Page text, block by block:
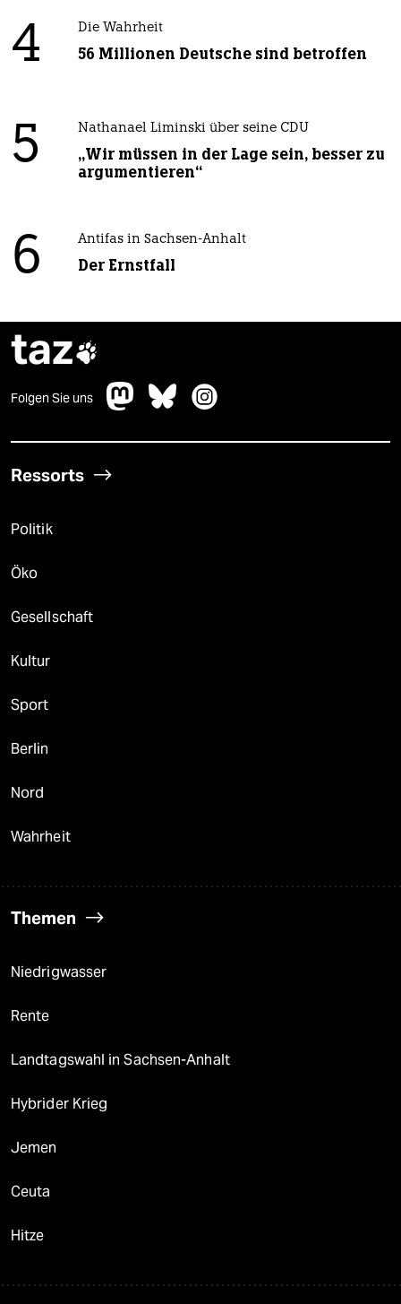
4 Die Wahrheit
56 Millionen Deutsche sind betroffen
5 Nathanael Liminski über seine CDU
„Wir müssen in der Lage sein, besser zu
argumentieren“
6 Antifas in Sachsen-Anhalt
Der Ernstfall
taz
Folgen Sie uns
Ressorts
Politik
Öko
Gesellschaft
Kultur
Sport
Berlin
Nord
Wahrheit
Themen
Niedrigwasser
Rente
Landtagswahl in Sachsen-Anhalt
Hybrider Krieg
Jemen
Ceuta
Hitze